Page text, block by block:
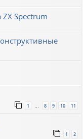
Spectrum
1 … 8 9 10 11
1 2